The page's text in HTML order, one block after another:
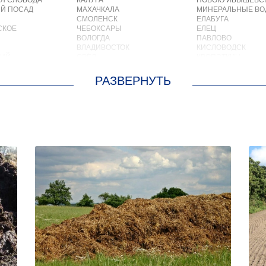
ПОСАД
ПОЛЯНЫ
МАХАЧКАЛА
СМОЛЕНСК
ЧЕБОКСАРЫ
ВОЛОГДА
ВЛАДИВОСТОК
ОРЛОВ
КОСТРОМА
ПЕТРОЗАВОДСК
ОТРАДНЫЙ
ЧЕРЕПОВЕЦ
ОБЬ
НОВОКУЗНЕЦК
ПЯТИГОРСК
ОТРАДНОЕ
УЛАН УДЭ
СОВЕТСКИЙ
СТАРЫЙ ОСКОЛ
ЧИТА
КОВРОВ
МИНЕРАЛЬНЫЕ
ЕЛАБУГА
ЕЛЕЦ
ПАВЛОВО
КИСЛОВОДСК
КОРЕНОВСК
БОЛЬШОЙ КАМЕНЬ
КИРЖАЧ
ПРИОЗЕРСК
САЛЬСК
ТОБОЛЬСК
ВОТКИНСК
КИЗЛЯР
БЕРДСК
НЕФТЕЮГАНСК
ВОЛХОВ
САЛАВАТ
СОСНОВЫЙ БОР